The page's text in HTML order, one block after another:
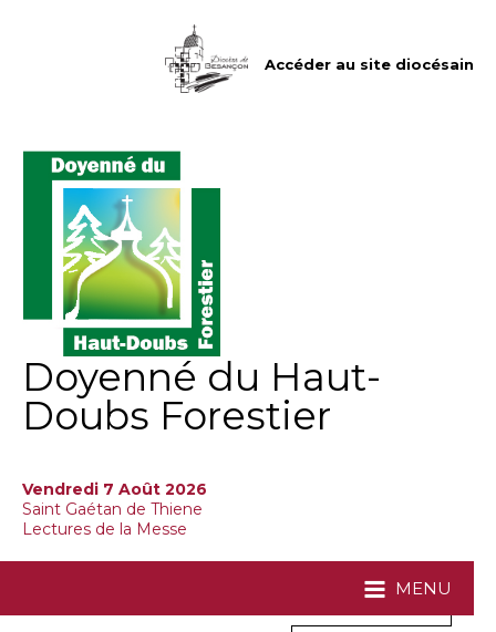
Accéder au site diocésain
Doyenné du Haut-
Doubs Forestier
Vendredi 7 Août 2026
Saint Gaétan de Thiene
Lectures de la Messe
MENU